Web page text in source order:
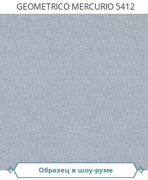
GEOMETRICO MERCURIO 5412
Образец в шоу-руме